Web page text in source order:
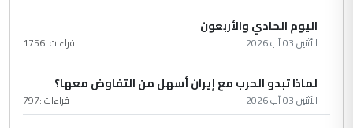
اليوم الحادي والأربعون
الأثنين 03 آب 2026 قراءات :1756
لماذا تبدو الحرب مع إيران أسهل من التفاوض معها؟
الأثنين 03 آب 2026 قراءات :797